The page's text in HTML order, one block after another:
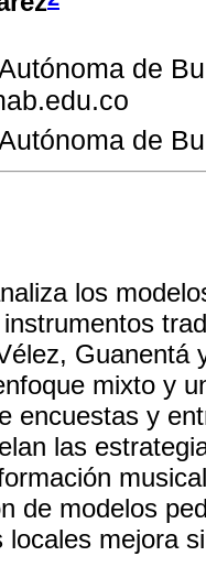
de
de
los
Guanentá
mixto y
encuestas y
las
de modelos
mejora